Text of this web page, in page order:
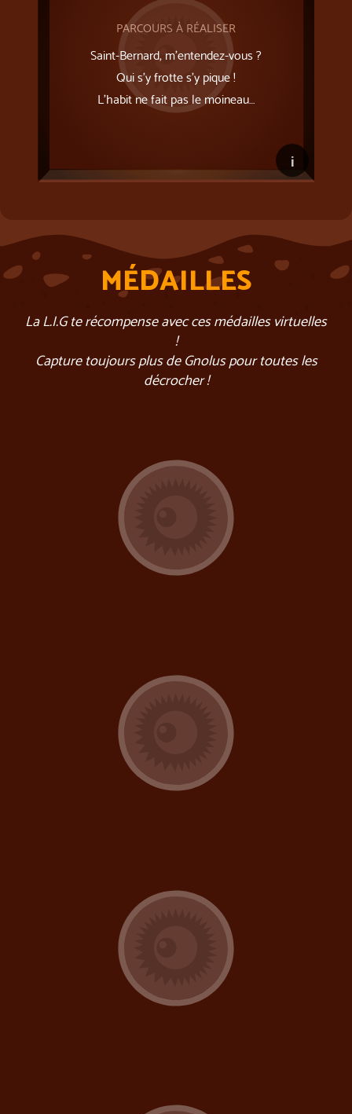
PARCOURS À RÉALISER
Saint-Bernard, m’entendez-vous ?
Qui s’y frotte s’y pique !
L'habit ne fait pas le moineau…
i
MÉDAILLES
La L.I.G te récompense avec ces médailles virtuelles
!
Capture toujours plus de Gnolus pour toutes les
décrocher !